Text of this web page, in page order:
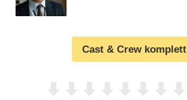
Cast & Crew komplett